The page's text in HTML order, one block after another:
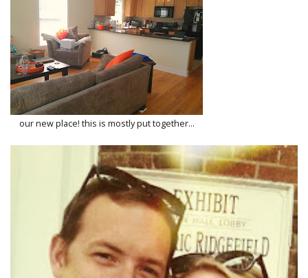
our new place! this is mostly put together...